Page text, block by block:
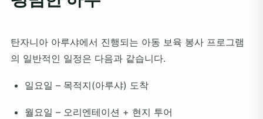
탄자니아 아루샤에서 진행되는 아동 보육 봉사 프로그램
의 일반적인 일정은 다음과 같습니다.
일요일 – 목적지(아루샤) 도착
월요일 – 오리엔테이션 + 현지 투어